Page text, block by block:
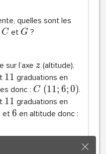
quelles sont les
C et G ?
sur l’axe z (altitude).
11 graduations en
donc : C (11; 6;0).
11 graduations en
et 6 en altitude donc :